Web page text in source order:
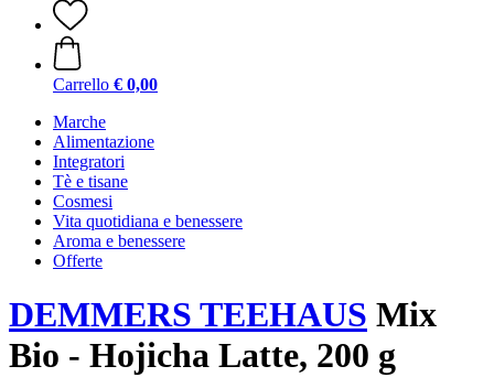
Carrello € 0,00
Marche
Alimentazione
Integratori
Tè e tisane
Cosmesi
Vita quotidiana e benessere
Aroma e benessere
Offerte
DEMMERS TEEHAUS Mix
Bio - Hojicha Latte, 200 g